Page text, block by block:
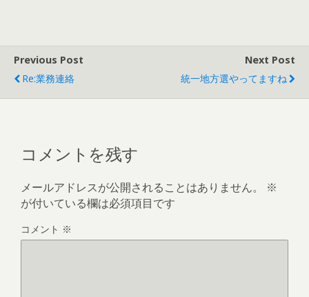
Previous Post
Re:業務連絡
Next Post
統一地方選やってますね
コメントを残す
メールアドレスが公開されることはありません。
※
が付いている欄は必須項目です
コメント ※